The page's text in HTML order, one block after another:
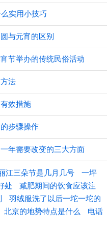
实用小技巧
与元宵的区别
节举办的传统民俗活动
法
效措施
步骤操作
年需要改变的三大方面
江三朵节是几月几号
一坪
处
减肥期间的饮食应该注
羽绒服洗了以后一坨一坨的
北京的地势特点是什么
电话